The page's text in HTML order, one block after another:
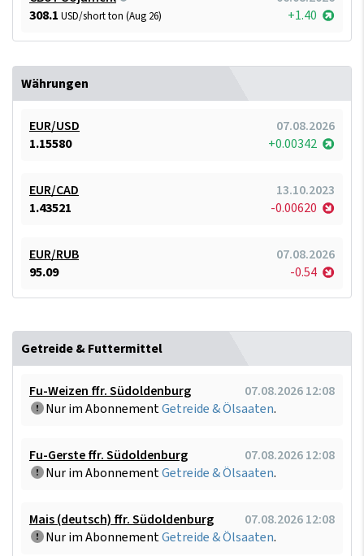
308.1 USD/short ton (Aug 26) +1.40
Währungen
EUR/USD
07.08.2026
1.15580
+0.00342
EUR/CAD
13.10.2023
1.43521
-0.00620
EUR/RUB
07.08.2026
95.09
-0.54
Getreide & Futtermittel
Fu-Weizen ffr. Südoldenburg
07.08.2026 12:08
Nur im AbonnementGetreide & Ölsaaten.
Fu-Gerste ffr. Südoldenburg
07.08.2026 12:08
Nur im AbonnementGetreide & Ölsaaten.
Mais (deutsch) ffr. Südoldenburg
07.08.2026 12:08
Nur im AbonnementGetreide & Ölsaaten.